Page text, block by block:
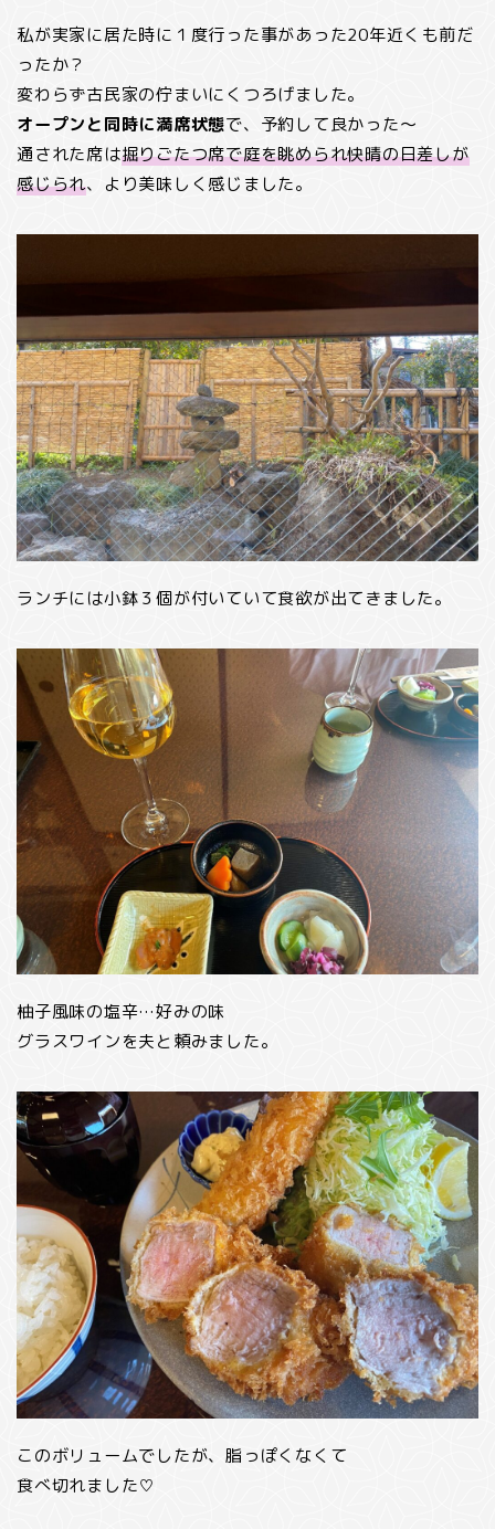
私が実家に居た時に１度行った事があった20年近くも前だ
ったか？
変わらず古民家の佇まいにくつろげました。
オープンと同時に満席状態で、予約して良かった～
通された席は掘りごたつ席で庭を眺められ快晴の日差しが
感じられ、より美味しく感じました。
ランチには小鉢３個が付いていて食欲が出てきました。
柚子風味の塩辛…好みの味
グラスワインを夫と頼みました。
このボリュームでしたが、脂っぽくなくて
食べ切れました♡